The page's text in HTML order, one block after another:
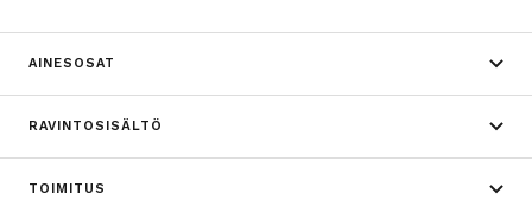
AINESOSAT
RAVINTOSISÄLTÖ
TOIMITUS